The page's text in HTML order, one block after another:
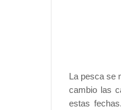
La pesca se
cambio las
estas